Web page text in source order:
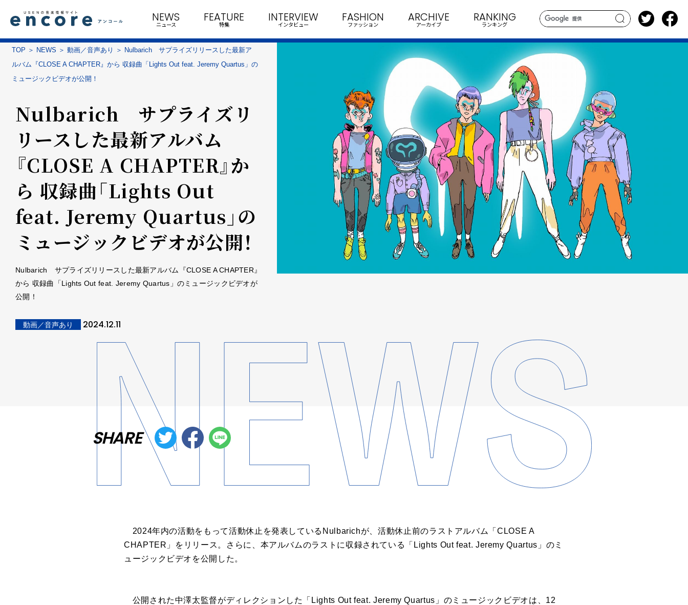
search
NEWS
ニュース
FEATURE
特集
INTERVIEW
インタビュー
FASHION
ファッション
ARCHIVE
アーカイブ
RANKING
ランキング
TOP NEWS 動画／音声あり
Nulbarich サプライズリリースした最新ア
ルバム『CLOSE A CHAPTER』から 収録曲「Lights Out feat. Jeremy Quartus」の
ミュージックビデオが公開！
Nulbarich サプライズリ
リースした最新アルバム
『CLOSE A CHAPTER』か
ら 収録曲「Lights Out
feat. Jeremy Quartus」の
ミュージックビデオが公開！
Nulbarich サプライズリリースした最新アルバム『CLOSE A CHAPTER』
から 収録曲「Lights Out feat. Jeremy Quartus」のミュージックビデオが
公開！
動画／音声あり 2024.12.11
SHARE
2024年内の活動をもって活動休止を発表しているNulbarichが、活動休止前のラストアルバム「CLOSE A
CHAPTER」をリリース。さらに、本アルバムのラストに収録されている「Lights Out feat. Jeremy Quartus」のミ
ュージックビデオを公開した。
公開された中澤太監督がディレクションした「Lights Out feat. Jeremy Quartus」のミュージックビデオは、12